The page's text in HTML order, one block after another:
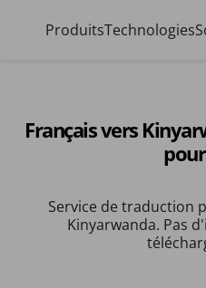
ProduitsTechnologies
Français vers
Service de traduction
Kinyarwanda. Pas